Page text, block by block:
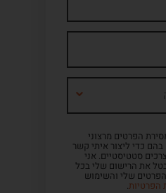
הפרטים מרצוני
כדי ליצור איתי קשר
סטטיסטיים. אני
את הרישום שלי בכל
שלי והשימוש
הפרטיות.